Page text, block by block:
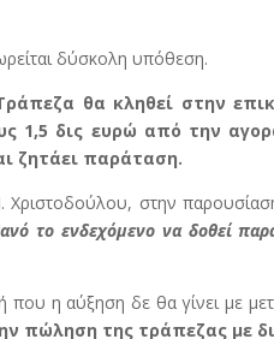
δύσκολη υπόθεση.
θα κληθεί στην
1,5 δις ευρώ από την
ζητάει παράταση.
στην
το ενδεχόμενο να δοθεί
που η αύξηση δε θα γίνει με
πώληση της τράπεζας με